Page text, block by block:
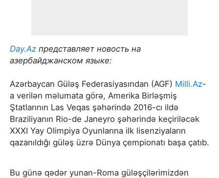
Day.Az представляет новость на
азербайджанском языке:
Azərbaycan Güləş Federasiyasından (AGF) Milli.Az-
a verilən məlumata görə, Amerika Birləşmiş
Ştatlarının Las Veqas şəhərində 2016-cı ildə
Braziliyanın Rio-de Janeyro şəhərində keçiriləcək
XXXI Yay Olimpiya Oyunlarına ilk lisenziyaların
qazanıldığı güləş üzrə Dünya çempionatı başa çatıb.
Bu günə qədər yunan-Roma güləşçilərimizdən